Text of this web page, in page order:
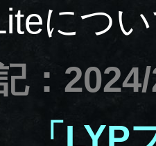
につ
：
「LYP